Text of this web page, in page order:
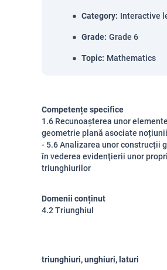
Category: Interactive
Grade: Grade 6
Topic: Mathematics
Competențe specifice
1.6 Recunoașterea unor
geometrie plană asociate
- 5.6 Analizarea unor construcții
în vederea evidențierii unor
triunghiurilor
Domenii conținut
4.2 Triunghiul
triunghiuri, unghiuri, laturi